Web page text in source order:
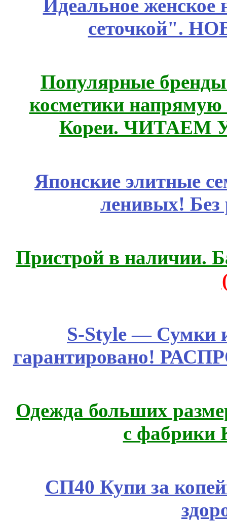
Идеальное женское
сеточкой".
Популярные
косметики
Кореи. ЧИТАЕМ
Японские элитные
ленивых!
Пристрой в наличии.
S-Style — Сумки
гарантировано!
Одежда больших
с фабрики
СП40 Купи за